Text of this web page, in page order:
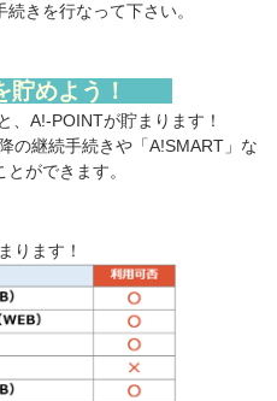
きを行なって下さい。
貯めよう！
、A!-POINTが貯まります！
の継続手続きや「A!SMART」な
ができます。
ります！